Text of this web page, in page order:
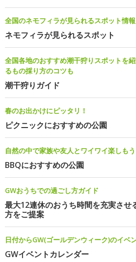
全国のネモフィラが見られるスポット情
ネモフィラが見られるスポット
全国各地のおすすめ潮干狩りスポットを
るもの採り方のコツも
潮干狩りガイド
春のお出かけにピッタリ！
ピクニックにおすすめの公園
自然の中で家族や友人とワイワイ楽しもう
BBQにおすすめの公園
GWおうちでの過ごし方ガイド
最大12連休のおうち時間を充実させ
方をご提案
日付からGW(ゴールデンウィーク)のイベ
GWイベントカレンダー